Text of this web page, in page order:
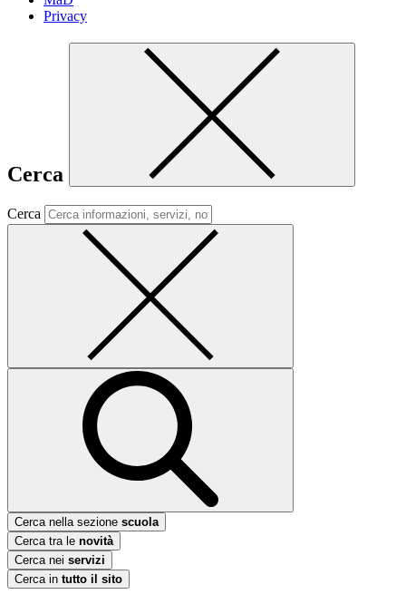
Privacy
Cerca
Cerca
Cerca nella sezione scuola
Cerca tra le novità
Cerca nei servizi
Cerca in tutto il sito